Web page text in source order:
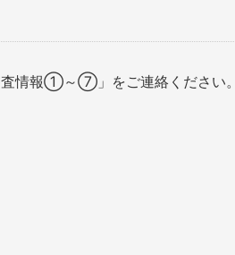
情報①～⑦」をご連絡ください。